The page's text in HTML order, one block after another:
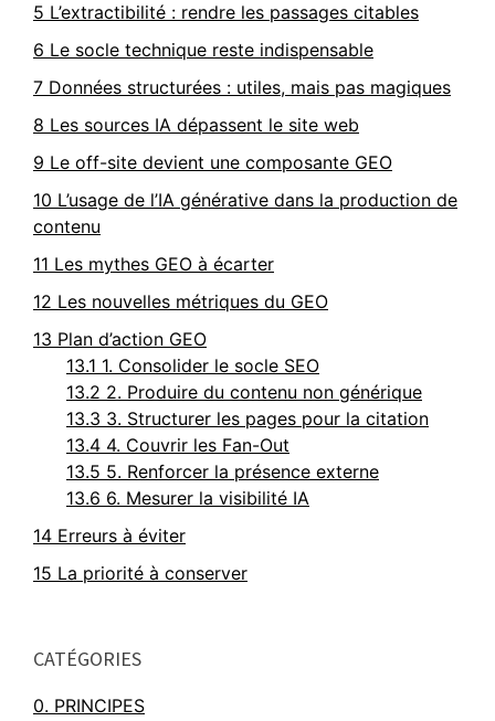
5 L’extractibilité : rendre les passages citables
6 Le socle technique reste indispensable
7 Données structurées : utiles, mais pas magiques
8 Les sources IA dépassent le site web
9 Le off-site devient une composante GEO
10 L’usage de l’IA générative dans la production de
contenu
11 Les mythes GEO à écarter
12 Les nouvelles métriques du GEO
13 Plan d’action GEO
13.1 1. Consolider le socle SEO
13.2 2. Produire du contenu non générique
13.3 3. Structurer les pages pour la citation
13.4 4. Couvrir les Fan-Out
13.5 5. Renforcer la présence externe
13.6 6. Mesurer la visibilité IA
14 Erreurs à éviter
15 La priorité à conserver
CATÉGORIES
0. PRINCIPES